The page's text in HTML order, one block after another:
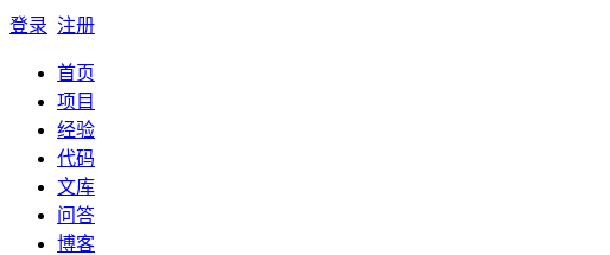
登录 注册
首页
项目
经验
代码
文库
问答
博客